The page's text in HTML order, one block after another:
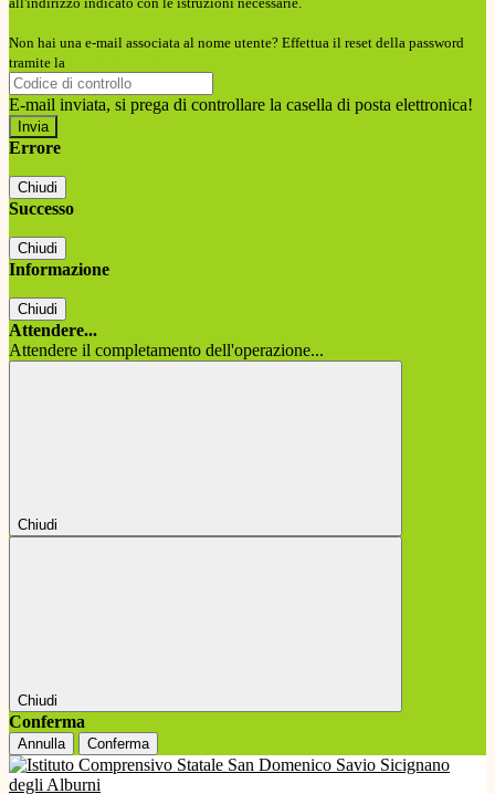
Non hai una e-mail associata al nome utente? Effettua il reset della password
tramite la
E-mail inviata, si prega di controllare la casella di posta elettronica!
Errore
Chiudi
Successo
Chiudi
Informazione
Chiudi
Attendere...
Attendere il completamento dell'operazione...
Chiudi
Chiudi
Conferma
Annulla Conferma